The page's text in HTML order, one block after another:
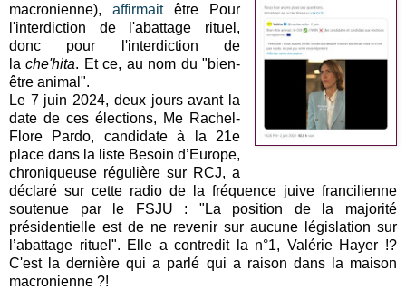
macronienne),affirmaitêtre Pour
l'interdiction de l'abattage rituel,
donc pour l'interdiction de
lache'hita. Et ce, au nom du "bien-
être animal".
Le 7 juin 2024, deux jours avant la
date de ces élections, Me Rachel-
Flore Pardo, candidate à la 21e
place dans la liste Besoin d’Europe,
chroniqueuse régulière sur RCJ, a
déclaré sur cette radio de la fréquence juive francilienne
soutenue par le FSJU : "La position de la majorité
présidentielle est de ne revenir sur aucune législation sur
l’abattage rituel". Elle a contredit la n°1, Valérie Hayer !?
C'est la dernière qui a parlé qui a raison dans la maison
macronienne ?!